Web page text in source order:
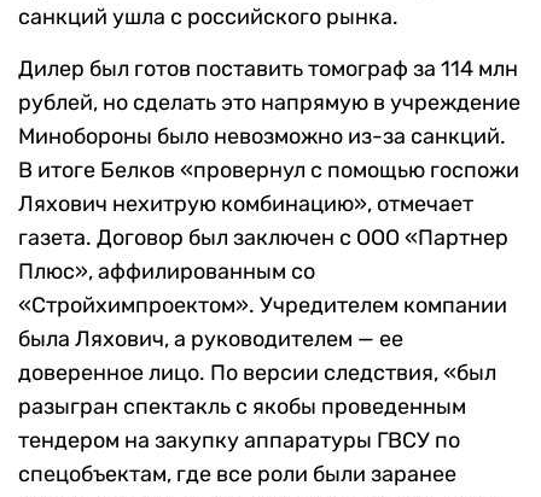
санкций ушла с российского рынка.
Дилер был готов поставить томограф за 114 млн
рублей, но сделать это напрямую в учреждение
Минобороны было невозможно из-за санкций.
В итоге Белков «провернул с помощью госпожи
Ляхович нехитрую комбинацию», отмечает
газета. Договор был заключен с ООО «Партнер
Плюс», аффилированным со
«Стройхимпроектом». Учредителем компании
была Ляхович, а руководителем — ее
доверенное лицо. По версии следствия, «был
разыгран спектакль с якобы проведенным
тендером на закупку аппаратуры ГВСУ по
спецобъектам, где все роли были заранее